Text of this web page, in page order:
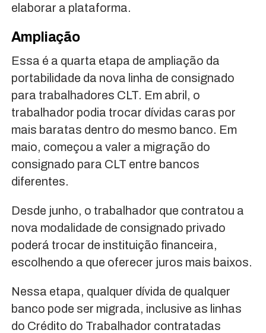
elaborar a plataforma.
Ampliação
Essa é a quarta etapa de ampliação da
portabilidade da nova linha de consignado
para trabalhadores CLT. Em abril, o
trabalhador podia trocar dívidas caras por
mais baratas dentro do mesmo banco. Em
maio, começou a valer a migração do
consignado para CLT entre bancos
diferentes.
Desde junho, o trabalhador que contratou a
nova modalidade de consignado privado
poderá trocar de instituição financeira,
escolhendo a que oferecer juros mais baixos.
Nessa etapa, qualquer dívida de qualquer
banco pode ser migrada, inclusive as linhas
do Crédito do Trabalhador contratadas